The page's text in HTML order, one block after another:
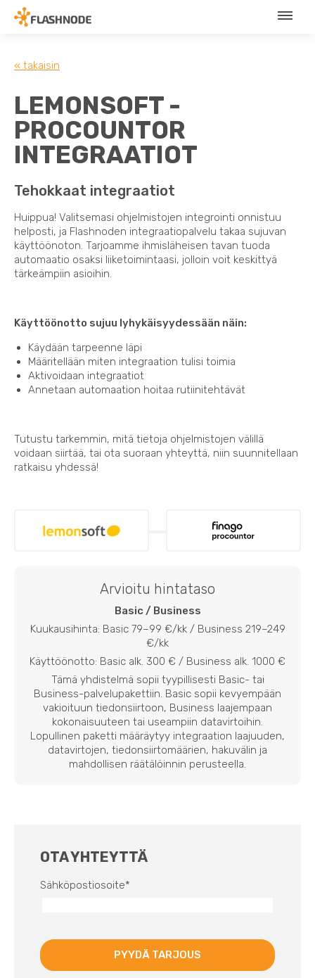
« takaisin
LEMONSOFT -
PROCOUNTOR
INTEGRAATIOT
Tehokkaat integraatiot
Huippua! Valitsemasi ohjelmistojen integrointi onnistuu
helposti, ja Flashnoden integraatiopalvelu takaa sujuvan
käyttöönoton. Tarjoamme ihmisläheisen tavan tuoda
automaatio osaksi liiketoimintaasi, jolloin voit keskittyä
tärkeämpiin asioihin.
Käyttöönotto sujuu lyhykäisyydessään näin:
Käydään tarpeenne läpi
Määritellään miten integraation tulisi toimia
Aktivoidaan integraatiot
Annetaan automaation hoitaa rutiinitehtävät
Tutustu tarkemmin, mitä tietoja ohjelmistojen välillä
voidaan siirtää, tai ota suoraan yhteyttä, niin suunnitellaan
ratkaisu yhdessä!
Arvioitu hintataso
Basic / Business
Kuukausihinta: Basic 79–99 €/kk / Business 219–249
€/kk
Käyttöönotto: Basic alk. 300 € / Business alk. 1000 €
Tämä yhdistelmä sopii tyypillisesti Basic- tai
Business-palvelupakettiin. Basic sopii kevyempään
vakioituun tiedonsiirtoon, Business laajempaan
kokonaisuuteen tai useampiin datavirtoihin.
Lopullinen paketti määräytyy integraation laajuuden,
datavirtojen, tiedonsiirtomäärien, hakuvälin ja
mahdollisen räätälöinnin perusteella.
OTA YHTEYTTÄ
Sähköpostiosoite*